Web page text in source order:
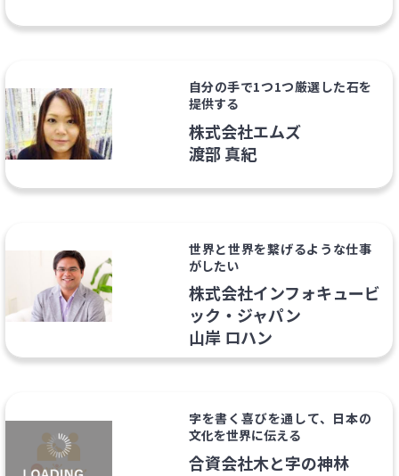
自分の手で1つ1つ厳選した石を
提供する
株式会社エムズ
渡部 真紀
世界と世界を繋げるような仕事
がしたい
株式会社インフォキュービ
ック・ジャパン
山岸 ロハン
字を書く喜びを通して、日本の
文化を世界に伝える
合資会社木と字の神林